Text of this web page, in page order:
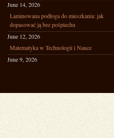
June 14, 2026
Laminowana podłoga do mieszkania: jak
dopasować ją bez pośpiechu
June 12, 2026
Matematyka w Technologii i Nauce
June 9, 2026